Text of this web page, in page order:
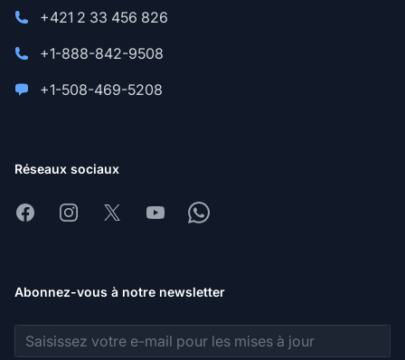
+421 2 33 456 826
+1-888-842-9508
+1-508-469-5208
Réseaux sociaux
FacebookInstagram
X YoutubeWhatsapp
Abonnez-vous à notre newsletter
Adresse e-mail